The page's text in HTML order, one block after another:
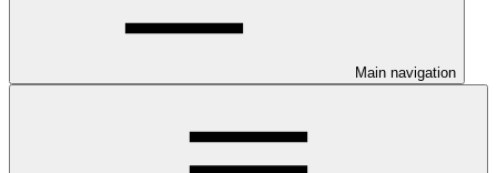
Main navigation